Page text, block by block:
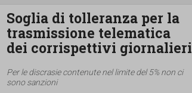
Soglia di tolleranza per la
trasmissione telematica
dei corrispettivi giornalieri
Per le discrasie contenute nel limite del 5% non ci
sono sanzioni